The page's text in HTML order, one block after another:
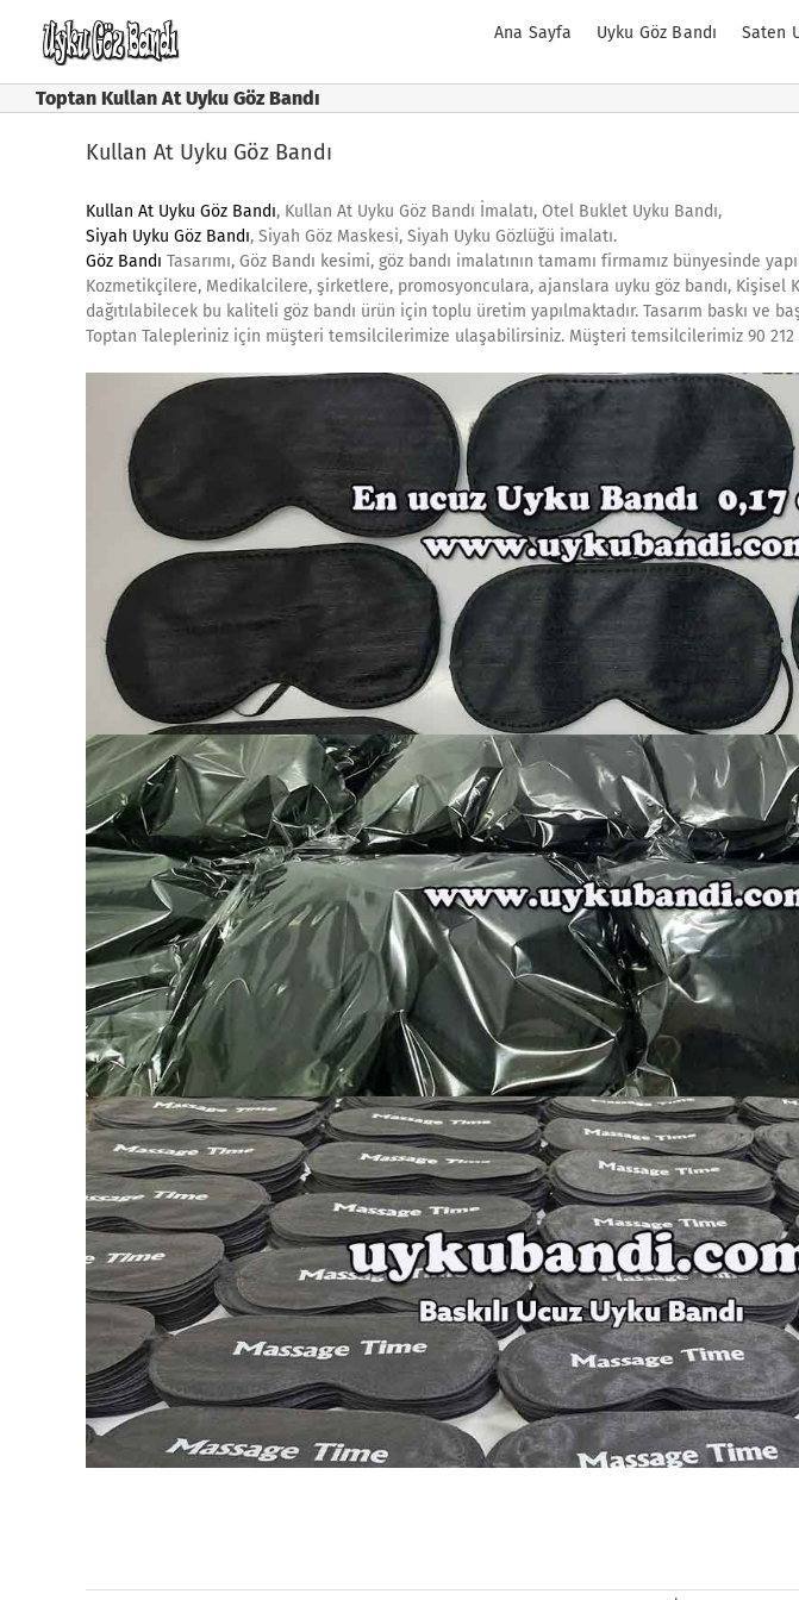
content
Ana Sayfa Uyku Göz Bandı Saten
Toptan Kullan At Uyku Göz Bandı
Kullan At Uyku Göz Bandı
Kullan At Uyku Göz Bandı, Kullan At Uyku Göz Bandı İmalatı, Otel Buklet Uyku Bandı,
Siyah Uyku Göz Bandı, Siyah Göz Maskesi, Siyah Uyku Gözlüğü imalatı.
Göz Bandı Tasarımı, Göz Bandı kesimi, göz bandı imalatının tamamı firmamız bünyesinde
Kozmetikçilere, Medikalcilere, şirketlere, promosyonculara, ajanslara uyku göz bandı, Kişisel
dağıtılabilecek bu kaliteli göz bandı ürün için toplu üretim yapılmaktadır. Tasarım baskı ve
Toptan Talepleriniz için müşteri temsilcilerimize ulaşabilirsiniz. Müşteri temsilcilerimiz 90 212